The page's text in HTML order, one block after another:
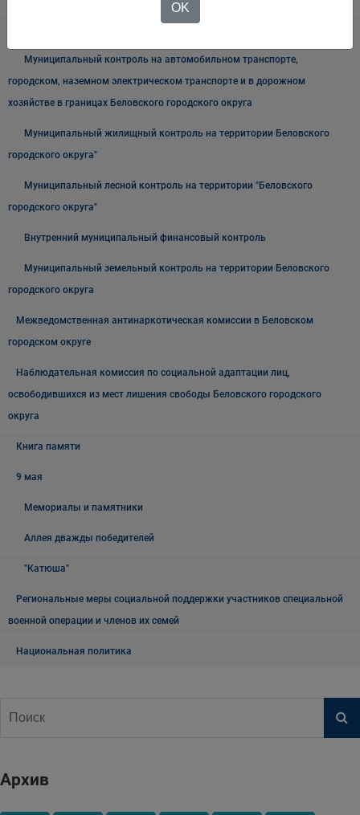
Муниципальный контроль на автомобильном транспорте,
городском, наземном электрическом транспорте и в дорожном
хозяйстве в границах Беловского городского округа
Муниципальный жилищный контроль на территории Беловского
городского округа"
Муниципальный лесной контроль на территории "Беловского
городского округа"
Внутренний муниципальный финансовый контроль
Муниципальный земельный контроль на территории Беловского
городского округа
Межведомственная антинаркотическая комиссии в Беловском
городском округе
Наблюдательная комиссия по социальной адаптации лиц,
освободившихся из мест лишения свободы Беловского городского
округа
Книга памяти
9 мая
Мемориалы и памятники
Аллея дважды победителей
"Катюша"
Региональные меры социальной поддержки участников специальной
военной операции и членов их семей
Национальная политика
Архив
OK